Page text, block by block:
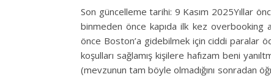
Son güncelleme tarihi: 9 Kasım 2025Yıllar
binmeden önce kapıda ilk kez overbooking
önce Boston’a gidebilmek için ciddi paralar
koşulları sağlamış kişilere hafızam beni
(mevzunun tam böyle olmadığını sonradan